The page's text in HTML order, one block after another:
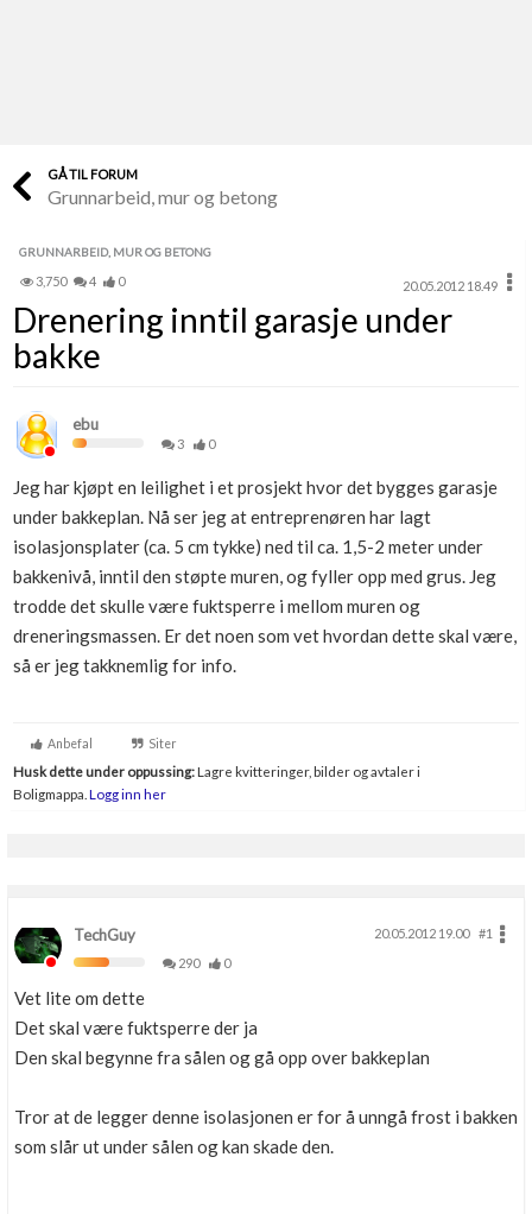
Finn håndverkere
Papirer som mangler
Skaff dokumentasjon som mangler
Se din bolig? Klikk her
Boligmappa+
Få mer ut av Boligmappa
Nytt
GÅ TIL FORUM
Grunnarbeid, mur og betong
GRUNNARBEID, MUR OG BETONG
3,750 4 0 20.05.2012 18.49
Drenering inntil garasje under
bakke
ebu
3 0
Jeg har kjøpt en leilighet i et prosjekt hvor det bygges garasje
under bakkeplan. Nå ser jeg at entreprenøren har lagt
isolasjonsplater (ca. 5 cm tykke) ned til ca. 1,5-2 meter under
bakkenivå, inntil den støpte muren, og fyller opp med grus. Jeg
trodde det skulle være fuktsperre i mellom muren og
dreneringsmassen. Er det noen som vet hvordan dette skal være,
så er jeg takknemlig for info.
Anbefal Siter
Husk dette under oppussing:Lagre kvitteringer, bilder og avtaler i
Boligmappa. Logg inn her
TechGuy 20.05.2012 19.00
#1
290
0
Vet lite om dette
Det skal være fuktsperre der ja
Den skal begynne fra sålen og gå opp over bakkeplan
Tror at de legger denne isolasjonen er for å unngå frost i bakken
som slår ut under sålen og kan skade den.